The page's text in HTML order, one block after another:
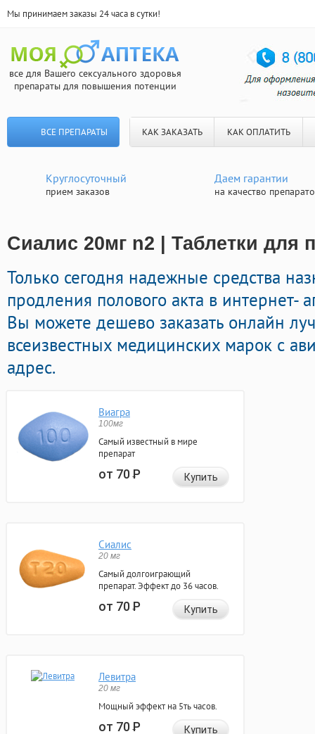
Мы принимаем заказы 24 часа в сутки!
все для Вашего сексуального здоровья
препараты для повышения потенции
ВСЕ ПРЕПАРАТЫ КАК ЗАКАЗАТЬ КАК ОПЛАТИТЬ
Круглосуточный
прием заказов
Даем гарантии
на качество
Сиалис 20мг n2 | Таблетки для
Только сегодня надежные средства
продления полового акта в интернет-
Вы можете дешево заказать онлайн
всеизвестных медицинских марок с
адрес.
Виагра
100мг
Самый известный в мире
препарат
от 70Р Купить
Сиалис
20 мг
Самый долгоиграющий
препарат. Эффект до 36 часов.
от 70Р Купить
Левитра
20 мг
Мощный эффект на 5ть часов.
от 70Р Купить